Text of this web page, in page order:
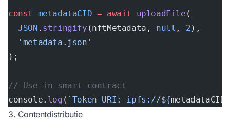
const metadataCID = await uploadFile (
  JSON
. stringify (nftMetadata, null , 2),
  'metadata.json'
);
// Use in smart contract
console. log ( `Token URI: ipfs://${metadataCID
3. Contentdistributie